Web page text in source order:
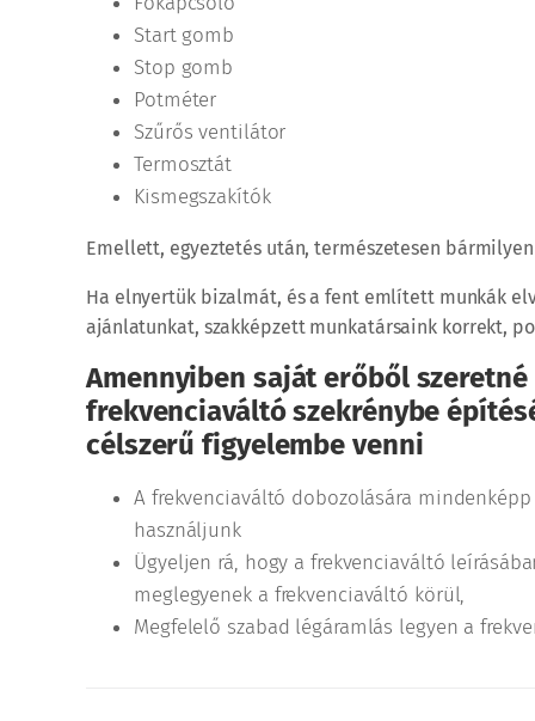
Start gomb
Stop gomb
Potméter
Szűrős ventilátor
Termosztát
Kismegszakítók
Emellett, egyeztetés után, természetesen
Ha elnyertük bizalmát, és a fent említett munkák
ajánlatunkat, szakképzett munkatársaink korrekt,
Amennyiben saját erőből
frekvenciaváltó szekrénybe
célszerű figyelembe venni
A frekvenciaváltó dobozolására
használjunk
Ügyeljen rá, hogy a frekvenciaváltó
meglegyenek a frekvenciaváltó körül,
Megfelelő szabad légáramlás legyen a